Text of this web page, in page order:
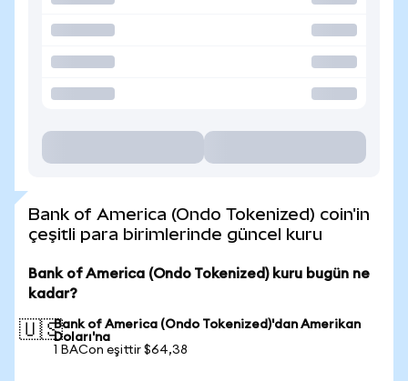
Bank of America (Ondo Tokenized) coin'in
çeşitli para birimlerinde güncel kuru
Bank of America (Ondo Tokenized) kuru bugün ne
kadar?
🇺🇸Bank of America (Ondo Tokenized)'dan Amerikan
Doları'na
1 BACon eşittir $64,38